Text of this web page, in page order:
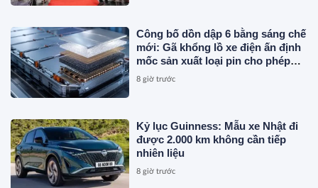
Công bố dồn dập 6 bằng sáng chế
mới: Gã khổng lồ xe điện ấn định
mốc sản xuất loại pin cho phép
sạc 1 lần đi từ Hà Nội đến TP.HCM
8 giờ trước
Kỷ lục Guinness: Mẫu xe Nhật đi
được 2.000 km không cần tiếp
nhiên liệu
8 giờ trước